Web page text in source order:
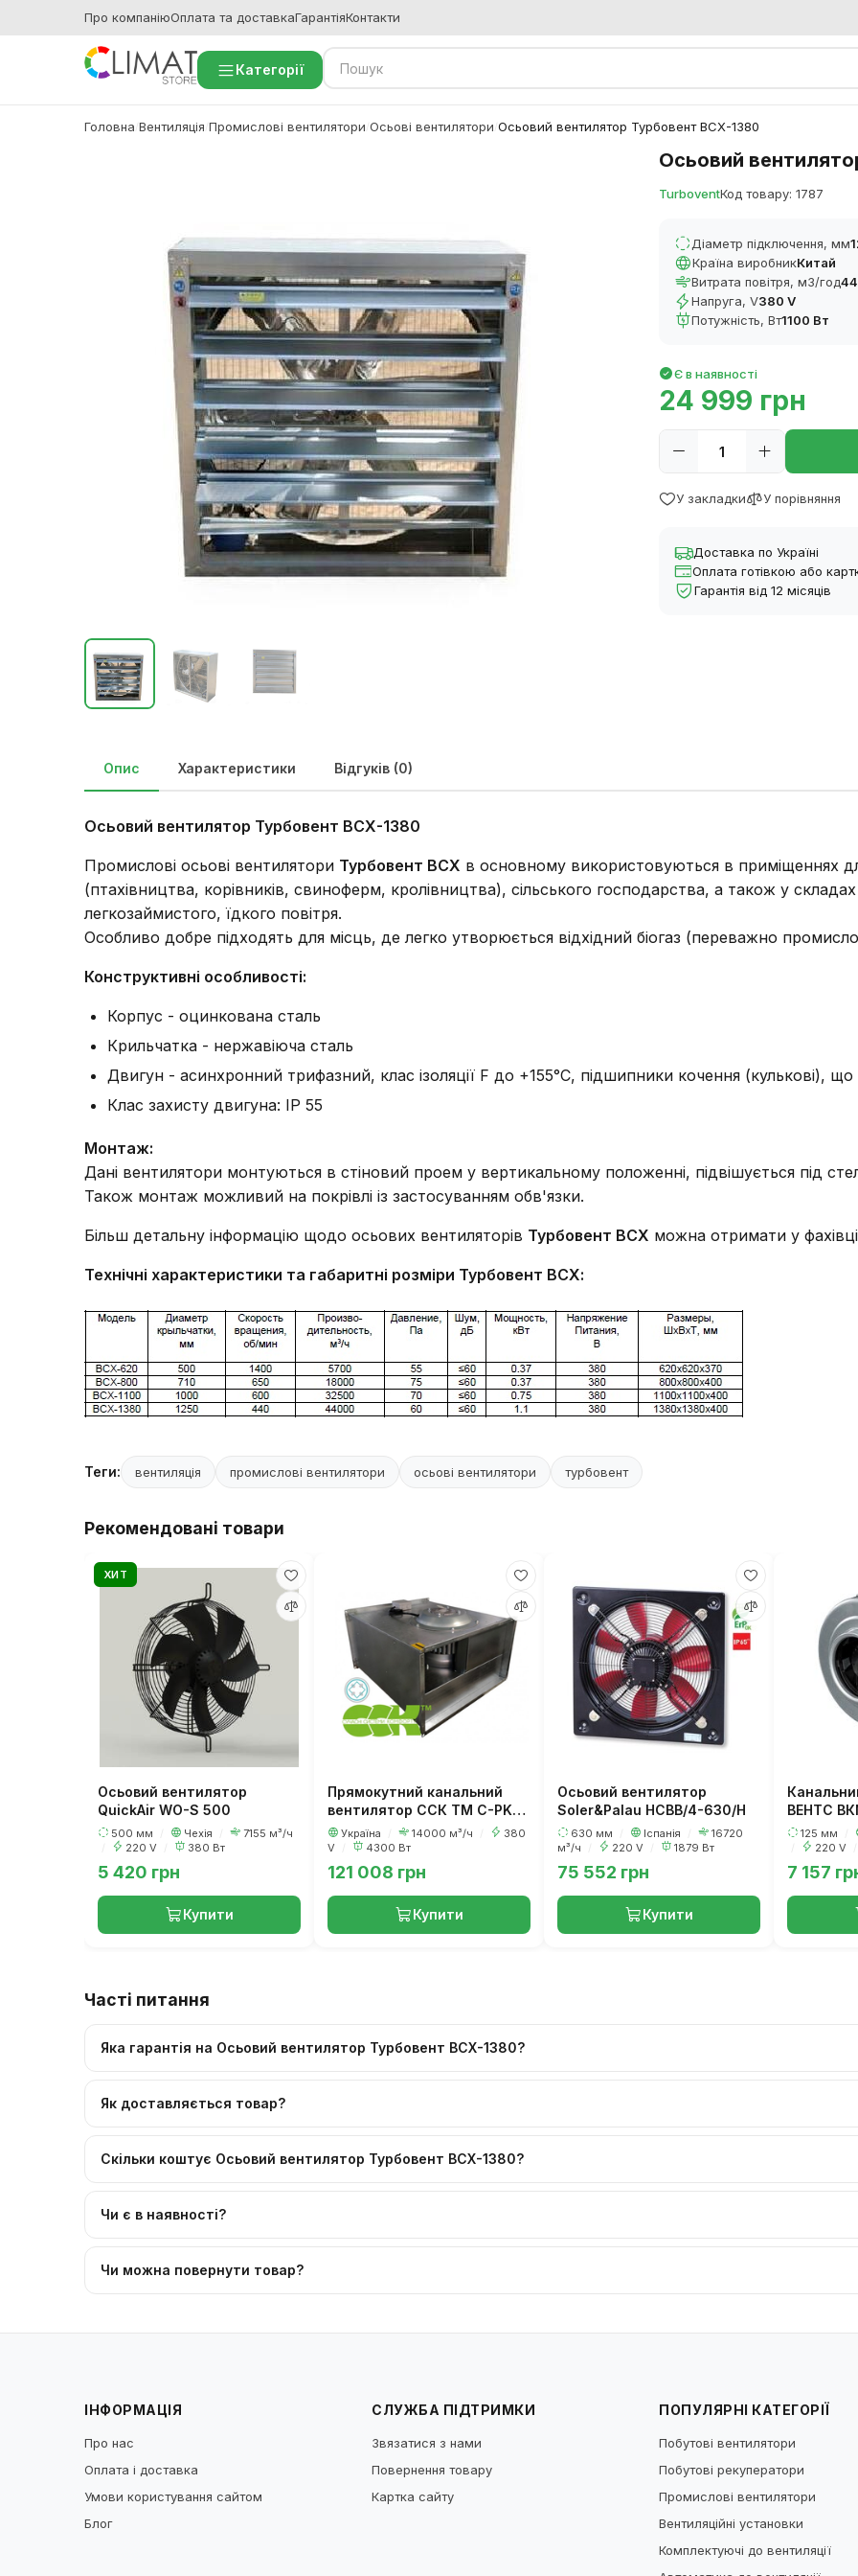
Про компаніюОплата та доставкаГарантіяКонтакти
Категорії
Головна Вентиляція Промислові вентилятори Осьові вентилятори Осьовий вентилятор Турбовент ВСХ-1380
Осьовий
TurboventКод товару: 1787
Діаметр підключення, мм
Країна виробникКитай
Витрата повітря, м3/год
Напруга, V380 V
Потужність, Вт1100 Вт
Є в наявності
24 999 грн
У закладки У порівняння
Доставка по Україні
Оплата готівкою або
Гарантія від 12 місяців
Опис Характеристики Відгуків (0)
Осьовий вентилятор Турбовент ВСХ-1380
Промислові осьові вентилятори Турбовент ВСХ в основному використовуються в приміщеннях
(птахівництва, корівників, свиноферм, кролівництва), сільського господарства, а також у
легкозаймистого, їдкого повітря.
Особливо добре підходять для місць, де легко утворюється відхідний біогаз (переважно
Конструктивні особливості:
Корпус - оцинкована сталь
Крильчатка - нержавіюча сталь
Двигун - асинхронний трифазний, клас ізоляції F до +155°С, підшипники кочення (кулькові),
Клас захисту двигуна: IP 55
Монтаж:
Дані вентилятори монтуються в стіновий проем у вертикальному положенні, підвішується під
Також монтаж можливий на покрівлі із застосуванням обв'язки.
Більш детальну інформацію щодо осьових вентиляторів Турбовент ВСХ можна отримати у
Технічні характеристики та габаритні розміри Турбовент ВСХ:
Теги: вентиляція промислові вентилятори осьові вентилятори турбовент
Рекомендовані товари
ХИТ
Осьовий вентилятор
QuickAir WO-S 500
500 мм Чехія
7155 м³/ч
220 V 380 Вт
5 420 грн
Купити
Прямокутний канальний
вентилятор ССК ТМ C-PKV-
100-50-4-380
Україна 14000 м³/ч
380
V
4300 Вт
121 008 грн
Купити
Осьовий вентилятор
Soler&Palau HCBB/4-630/H
630 мм Іспанія
16720
м³/ч
220 V 1879 Вт
75 552 грн
Купити
ВЕНТС
125 мм
220 V
7 157
Часті питання
Яка гарантія на Осьовий вентилятор Турбовент ВСХ-1380?
Як доставляється товар?
Скільки коштує Осьовий вентилятор Турбовент ВСХ-1380?
Чи є в наявності?
Чи можна повернути товар?
ІНФОРМАЦІЯ
Про нас
Оплата і доставка
Умови користування сайтом
Блог
СЛУЖБА ПІДТРИМКИ
Звязатися з нами
Повернення товару
Картка сайту
ПОПУЛЯРНІ КАТЕГОРІЇ
Побутові вентилятори
Побутові рекуператори
Промислові вентилятори
Вентиляційні установки
Комплектуючі до вентиляції